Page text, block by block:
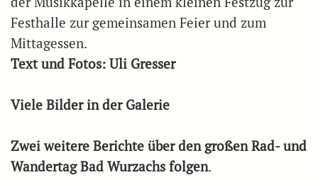
Festhalle zur gemeinsamen Feier und zum
Mittagessen.
Text und Fotos: Uli Gresser
Viele Bilder in der Galerie
Zwei weitere Berichte über den großen Rad- und
Wandertag Bad Wurzachs folgen.